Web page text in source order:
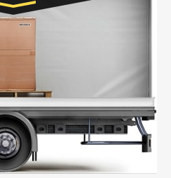
Бычок, Еврофура от 5 до
тонн
догруз
вещи от 200 кг в
или попутно. Попутные
ИП и юрлиц обходятся
доставку
вещей по нужному